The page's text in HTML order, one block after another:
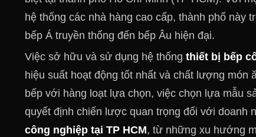
hệ thống các nhà hàng cao cấp, thành phố này
bếp Á truyền thống đến bếp Âu hiện đại.
Việc sở hữu và sử dụng hệ thống thiết bị bếp
hiệu suất hoạt động tốt nhất và chất lượng
bếp với hàng loạt lựa chọn, việc chọn lựa mẫu
quyết định chiến lược quan trọng đối với doanh
công nghiệp tại TP HCM, từ những xu hướng